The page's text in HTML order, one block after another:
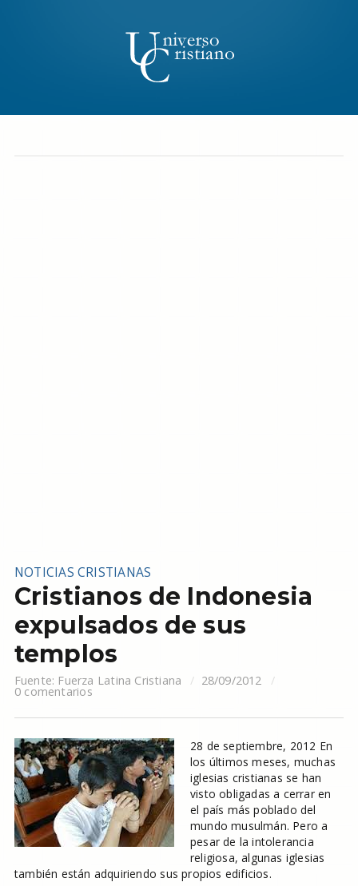
NOTICIAS CRISTIANAS
Cristianos de Indonesia
expulsados de sus
templos
Fuente: Fuerza Latina Cristiana 28/09/2012
0 comentarios
28 de septiembre, 2012 En
los últimos meses, muchas
iglesias cristianas se han
visto obligadas a cerrar en
el país más poblado del
mundo musulmán. Pero a
pesar de la intolerancia
religiosa, algunas iglesias
también están adquiriendo sus propios edificios.